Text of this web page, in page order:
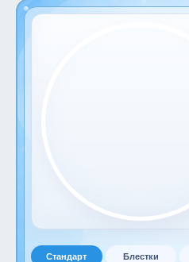
Стандарт Блестки